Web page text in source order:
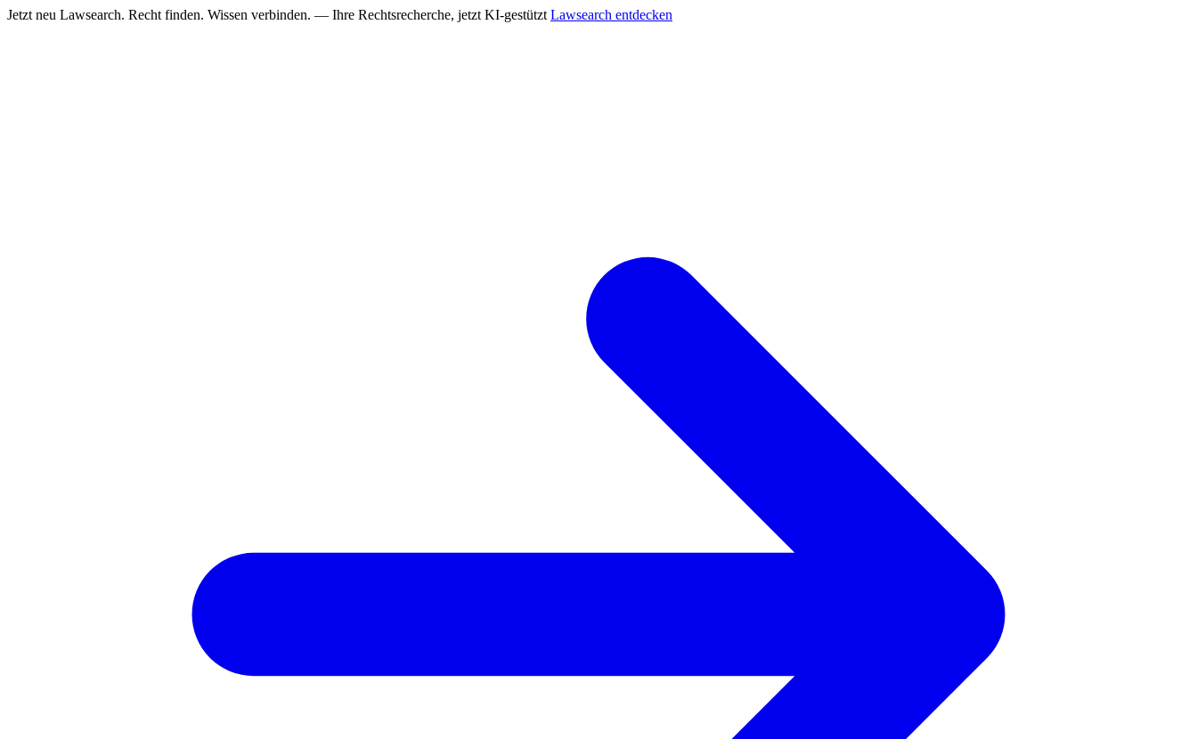
Jetzt neu Lawsearch. Recht finden. Wissen verbinden. — Ihre Rechtsrecherche, jetzt KI-gestützt Lawsearch entdecken